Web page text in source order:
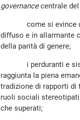
governancecentrale
come si evince dai
diffuso e in allarmante
della parità di genere;
i perduranti e
raggiunta la piena
tradizione di rapporti di
ruoli sociali
che superati;